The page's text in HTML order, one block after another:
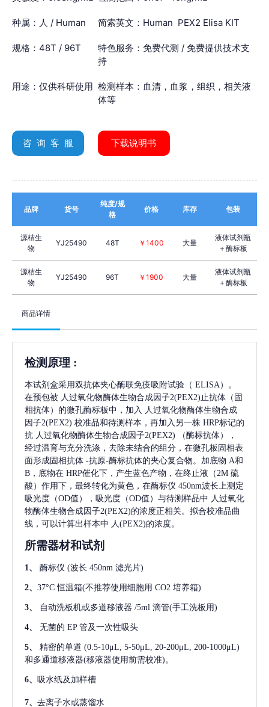
种属：人 / Human 简索英文：Human PEX2 Elisa KIT
规格：48T / 96T
特色服务：免费代测 / 免费提供技术支
持
用途：仅供科研使用 检测样本：血清，血浆，组织，相关液
体等
咨 询 客 服 下载说明书
品牌 货号
纯度/规
格
价格 库存 包装
源桔生
物
YJ25490 48T ￥1400 大量
液体试剂瓶
＋酶标板
源桔生
物
YJ25490 96T ￥1900 大量
液体试剂瓶
＋酶标板
商品详情
检测原理 :
本试剂盒采用双抗体夹心酶联免疫吸附试验（ ELISA）。
在预包被 人过氧化物酶体生物合成因子2(PEX2) 止抗体（固
相抗体）的微孔酶标板中，加入
人过氧化物酶体生物合成
因子2(PEX2) 校准品和待测样本，再加入另一株 HRP标记的
抗 人过氧化物酶体生物合成因子2(PEX2)
（酶标抗体），
经过温育与充分洗涤，去除未结合的组分，在微孔板固相表
面形成固相抗体 -抗原-酶标抗体的夹心复合物。加底物 A和
B，底物在 HRP催化下，产生蓝色产物，在终止液（2M 硫
酸）作用下，最终转化为黄色，在酶标仪 450nm波长上测定
吸光度（OD值），吸光度（OD值）与待测样品中 人过氧化
物酶体生物合成因子2(PEX2)的浓度正相关。拟合校准品曲
线，可以计算出样本中 人(PEX2)的浓度。
所需器材和试剂
1、 酶标仪 (波长 450nm 滤光片)
2、 37°C 恒温箱(不推荐使用细胞用 CO2 培养箱)
3、 自动洗板机或多道移液器 /5ml 滴管(手工洗板用)
4、 无菌的 EP 管及一次性吸头
5、 精密的单道 (0.5-10μL, 5-50μL, 20-200μL, 200-1000μL)
和多通道移液器(移液器使用前需校准)。
6、 吸水纸及加样槽
7、 去离子水或蒸馏水